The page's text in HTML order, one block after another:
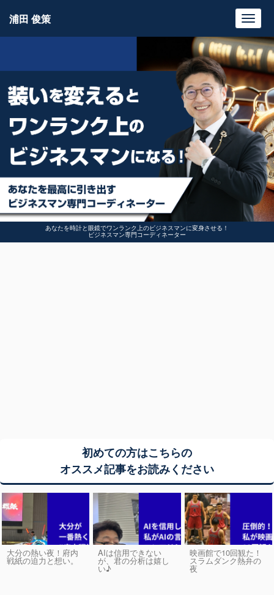
あなたを時計と眼鏡でワンランク上のビジネスマンに変身させる！
ビジネスマン専門コーディネーター
浦田 俊策
初めての方はこちらの
オススメ記事をお読みください
大分の熱い夜！府内
戦紙の迫力と想い。
AIは信用できない
が、君の分析は嬉し
い♪
映画館で10回観た！
スラムダンク熱弁の
夜